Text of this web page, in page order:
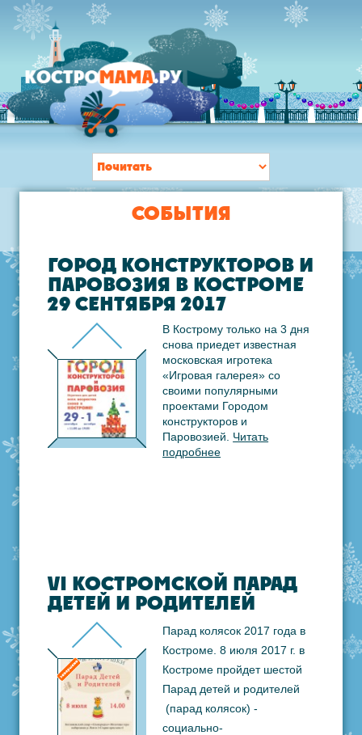
СОБЫТИЯ
ГОРОД КОНСТРУКТОРОВ И
ПАРОВОЗИЯ В КОСТРОМЕ
29 СЕНТЯБРЯ 2017
В Кострому только на 3 дня
снова приедет известная
московская игротека
«Игровая галерея» со
своими популярными
проектами Городом
конструкторов и
Паровозией. Читать
подробнее
VI КОСТРОМСКОЙ ПАРАД
ДЕТЕЙ И РОДИТЕЛЕЙ
Парад колясок 2017 года в
Костроме. 8 июля 2017 г. в
Костроме пройдет шестой
Парад детей и родителей
(парад колясок) -
социально-